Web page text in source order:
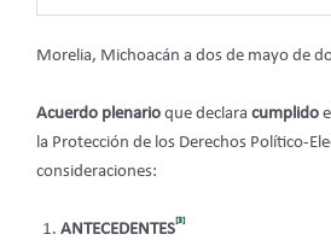
Morelia, Michoacán a dos de mayo de
Acuerdo plenario que declara cumplido
la Protección de los Derechos Político-
consideraciones:
ANTECEDENTES
[3]